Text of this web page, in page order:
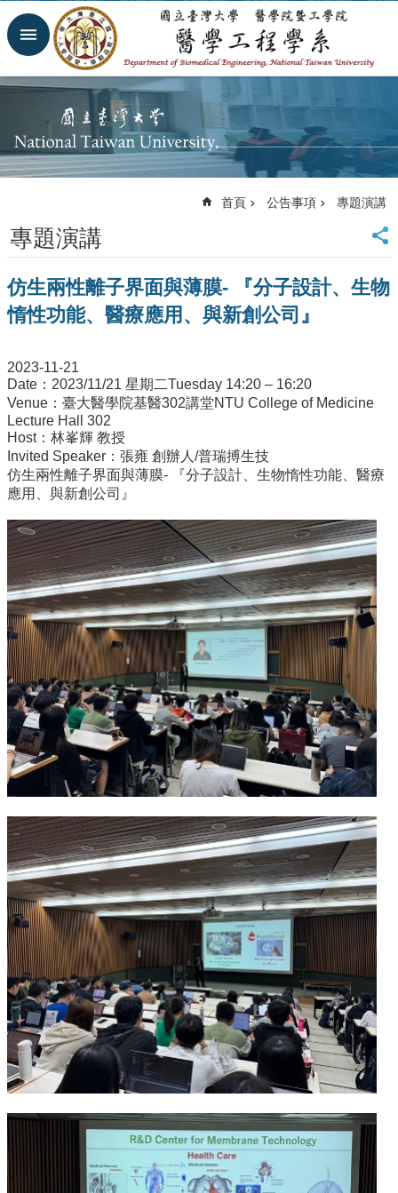
跳到主要內容區塊
進
搜
首
頁
覽
大
首
頁
大
醫
院
醫
學
院
工
院
聯
絡
我
們
意
見
信
箱
English
公
告
事
項
關
於
醫
工
課
程
教
學
招
生
訊
息
工
首頁 公告事項 專題演講
專題演講
仿生兩性離子界面與薄膜- 『分子設計、生物
惰性功能、醫療應用、與新創公司』
2023-11-21
Date：2023/11/21 星期二Tuesday 14:20 – 16:20
Venue：臺大醫學院基醫302講堂NTU College of Medicine
Lecture Hall 302
Host：林峯輝 教授
Invited Speaker：張雍 創辦人/普瑞搏生技
仿生兩性離子界面與薄膜- 『分子設計、生物惰性功能、醫療
應用、與新創公司』